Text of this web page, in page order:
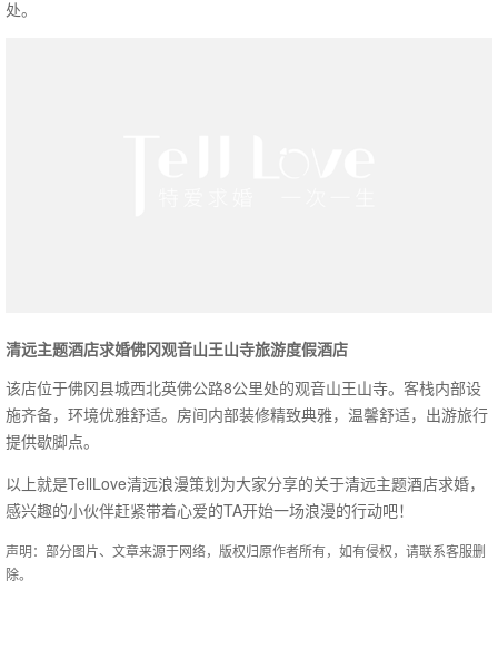
处。
清远主题酒店求婚佛冈观音山王山寺旅游度假酒店
该店位于佛冈县城西北英佛公路8公里处的观音山王山寺。客栈内部设
施齐备，环境优雅舒适。房间内部装修精致典雅，温馨舒适，出游旅行
提供歇脚点。
以上就是TellLove清远浪漫策划为大家分享的关于清远主题酒店求婚，
感兴趣的小伙伴赶紧带着心爱的TA开始一场浪漫的行动吧！
声明：部分图片、文章来源于网络，版权归原作者所有，如有侵权，请联系客服删
除。